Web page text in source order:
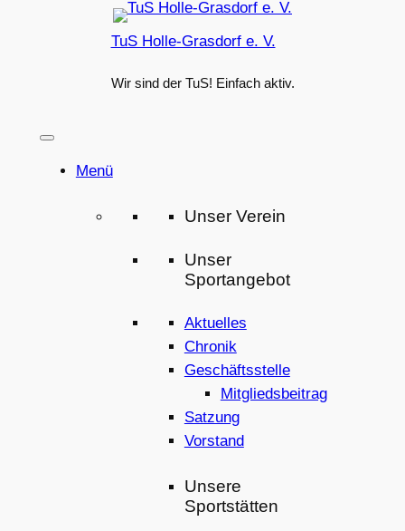
TuS Holle-Grasdorf e. V.
Wir sind der TuS! Einfach aktiv.
Menü
Unser Verein
Unser
Sportangebot
Aktuelles
Chronik
Geschäftsstelle
Mitgliedsbeitrag
Satzung
Vorstand
Unsere
Sportstätten